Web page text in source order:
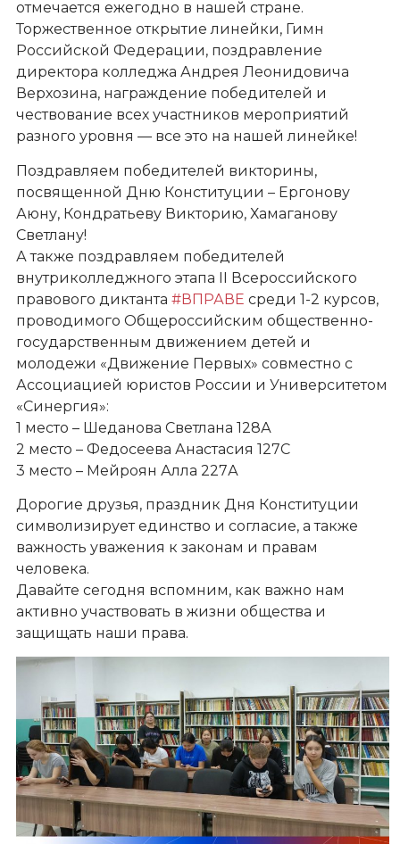
отмечается ежегодно в нашей стране.
Торжественное открытие линейки, Гимн
Российской Федерации, поздравление
директора колледжа Андрея Леонидовича
Верхозина, награждение победителей и
чествование всех участников мероприятий
разного уровня — все это на нашей линейке!
Поздравляем победителей викторины,
посвященной Дню Конституции – Ергонову
Аюну, Кондратьеву Викторию, Хамаганову
Светлану!
А также поздравляем победителей
внутриколледжного этапа II Всероссийского
правового диктанта #ВПРАВЕ среди 1-2 курсов,
проводимого Общероссийским общественно-
государственным движением детей и
молодежи «Движение Первых» совместно с
Ассоциацией юристов России и Университетом
«Синергия»:
1 место – Шеданова Светлана 128А
2 место – Федосеева Анастасия 127С
3 место – Мейроян Алла 227А
Дорогие друзья, праздник Дня Конституции
символизирует единство и согласие, а также
важность уважения к законам и правам
человека.
Давайте сегодня вспомним, как важно нам
активно участвовать в жизни общества и
защищать наши права.